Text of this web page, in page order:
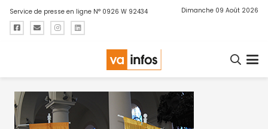
Service de presse en ligne N° 0926 W 92434 Dimanche 09 Août 2026